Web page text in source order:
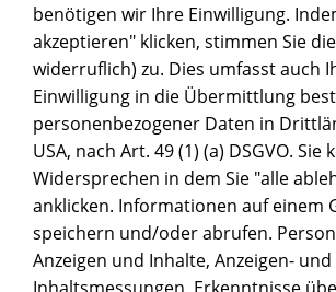
Hat dir einer unser Beiträge gefallen
benötigen wir Ihre Einwilligung.
akzeptieren" klicken, stimmen Sie
widerruflich) zu. Dies umfasst auch
Einwilligung in die Übermittlung
personenbezogener Daten in
USA, nach Art. 49 (1) (a) DSGVO. Sie
Widersprechen in dem Sie "alle
anklicken. Informationen auf einem
speichern und/oder abrufen.
Anzeigen und Inhalte, Anzeigen- und